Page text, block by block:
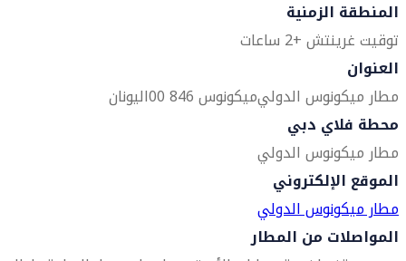
المنطقة الزمنية
توقيت غرينتش +2 ساعات
العنوان
مطار ميكونوس الدوليميكونوس 846 00
اليونان
محطة فلاي دبي
مطار ميكونوس الدولي
الموقع الإلكتروني
مطار ميكونوس الدولي
المواصلات من المطار